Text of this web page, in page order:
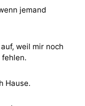
jemand
weil mir noch
Hause.